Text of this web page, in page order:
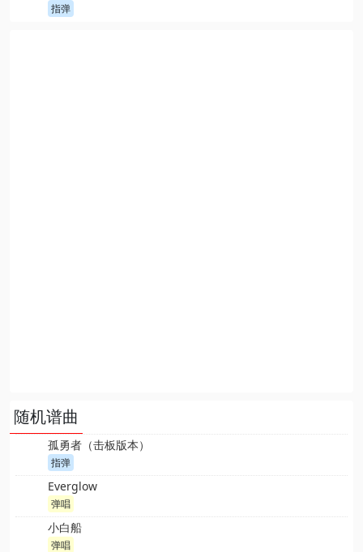
指弹
随机谱曲
孤勇者（击板版本）
指弹
Everglow
弹唱
小白船
弹唱